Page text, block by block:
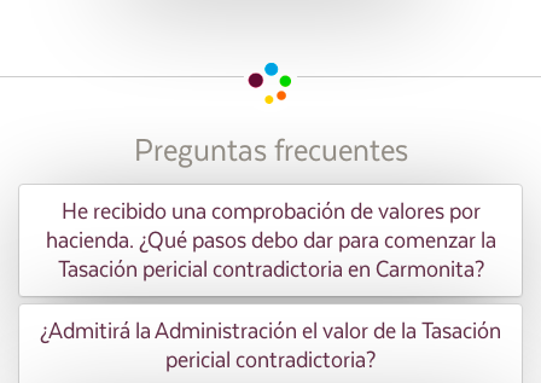
Preguntas frecuentes
He recibido una comprobación de valores por
hacienda. ¿Qué pasos debo dar para comenzar la
Tasación pericial contradictoria en Carmonita?
¿Admitirá la Administración el valor de la Tasación
pericial contradictoria?